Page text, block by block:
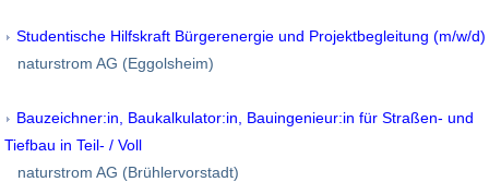
Studentische Hilfskraft Bürgerenergie und Projektbegleitung (m/w/d)
naturstrom AG (Eggolsheim)
Bauzeichner:in, Baukalkulator:in, Bauingenieur:in für Straßen- und
Tiefbau in Teil- / Voll
naturstrom AG (Brühlervorstadt)